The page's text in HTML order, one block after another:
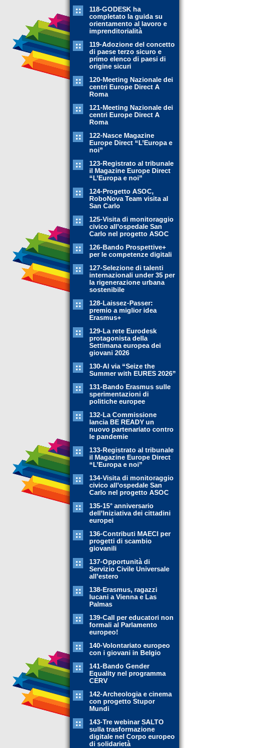
118-GODESK ha
completato la guida su
orientamento al lavoro e
imprenditorialità
119-Adozione del concetto
di paese terzo sicuro e
primo elenco di paesi di
origine sicuri
120-Meeting Nazionale dei
centri Europe Direct A
Roma
121-Meeting Nazionale dei
centri Europe Direct A
Roma
122-Nasce Magazine
Europe Direct “L’Europa e
noi”
123-Registrato al tribunale
il Magazine Europe Direct
“L’Europa e noi”
124-Progetto ASOC,
RoboNova Team visita al
San Carlo
125-Visita di monitoraggio
civico all’ospedale San
Carlo nel progetto ASOC
126-Bando Prospettive+
per le competenze digitali
127-Selezione di talenti
internazionali under 35 per
la rigenerazione urbana
sostenibile
128-Laissez-Passer:
premio a miglior idea
Erasmus+
129-La rete Eurodesk
protagonista della
Settimana europea dei
giovani 2026
130-Al via “Seize the
Summer with EURES 2026”
131-Bando Erasmus sulle
sperimentazioni di
politiche europee
132-La Commissione
lancia BE READY un
nuovo partenariato contro
le pandemie
133-Registrato al tribunale
il Magazine Europe Direct
“L’Europa e noi”
134-Visita di monitoraggio
civico all’ospedale San
Carlo nel progetto ASOC
135-15° anniversario
dell’Iniziativa dei cittadini
europei
136-Contributi MAECI per
progetti di scambio
giovanili
137-Opportunità di
Servizio Civile Universale
all’estero
138-Erasmus, ragazzi
lucani a Vienna e Las
Palmas
139-Call per educatori non
formali al Parlamento
europeo!
140-Volontariato europeo
con i giovani in Belgio
141-Bando Gender
Equality nel programma
CERV
142-Archeologia e cinema
con progetto Stupor
Mundi
143-Tre webinar SALTO
sulla trasformazione
digitale nel Corpo europeo
di solidarietà